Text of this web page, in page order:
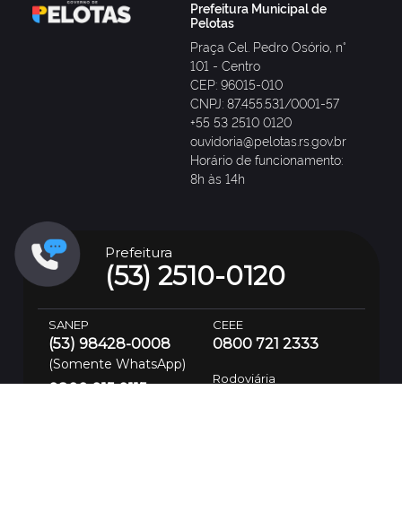
Prefeitura Municipal de
Pelotas
Praça Cel. Pedro Osório, n°
101 - Centro
CEP: 96015-010
CNPJ: 87.455.531/0001-57
+55 53 2510 0120
ouvidoria@pelotas.rs.gov.br
Horário de funcionamento:
8h às 14h
Prefeitura
(53) 2510-0120
SANEP
(53) 98428-0008
(Somente WhatsApp)
0800 015 0115
CEEE
0800 721 2333
Rodoviária